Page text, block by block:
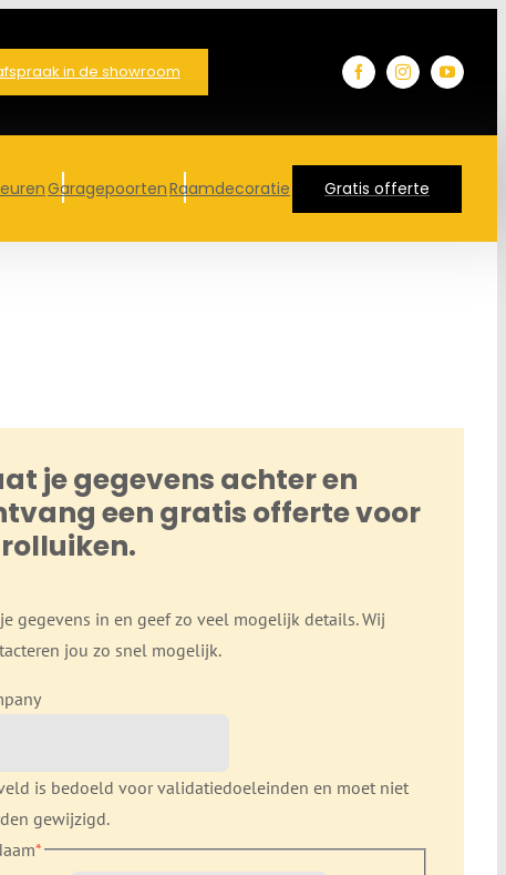
in de showroom
GaragepoortenRaamdecoratie Gratis offerte
je gegevens achter en
een gratis offerte voor
gegevens in en geef zo veel mogelijk details. Wij
jou zo snel mogelijk.
is bedoeld voor validatiedoeleinden en moet niet
gewijzigd.
*